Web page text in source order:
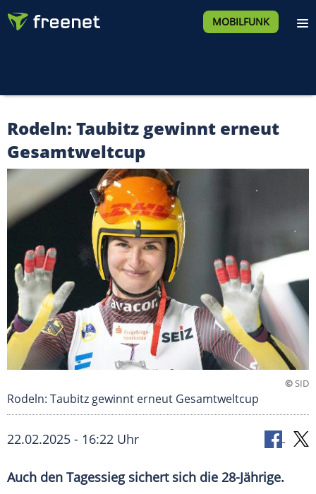
MOBILFUNK
Rodeln: Taubitz gewinnt erneut
Gesamtweltcup
©SID
Rodeln: Taubitz gewinnt erneut Gesamtweltcup
22.02.2025 - 16:22 Uhr
Auch den Tagessieg sichert sich die 28-Jährige.